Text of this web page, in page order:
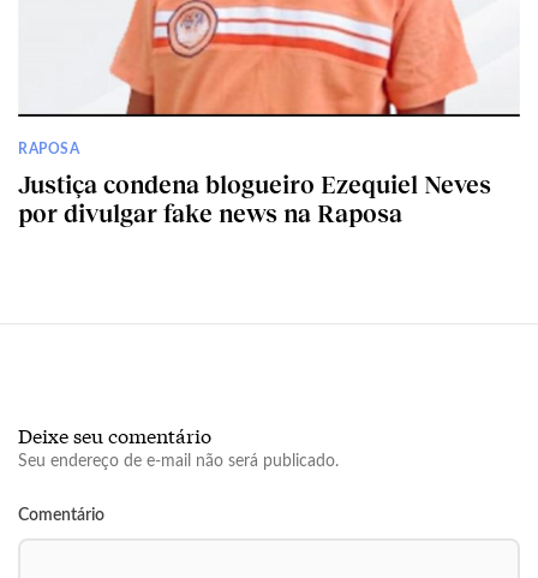
RAPOSA
Justiça condena blogueiro Ezequiel Neves
por divulgar fake news na Raposa
Deixe seu comentário
Seu endereço de e-mail não será publicado.
Comentário